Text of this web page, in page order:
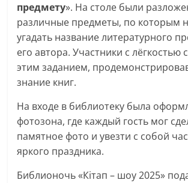
предмету». На столе были
различные предметы, по которым
угадать название литературного
его автора. Участники с лёгкостью
этим заданием,
знание книг.
На входе в библиотеку была
фотозона, где каждый гость мог
памятное фото и увезти с собой
яркого праздника.
Библионочь «Кітап – шоу 2025»